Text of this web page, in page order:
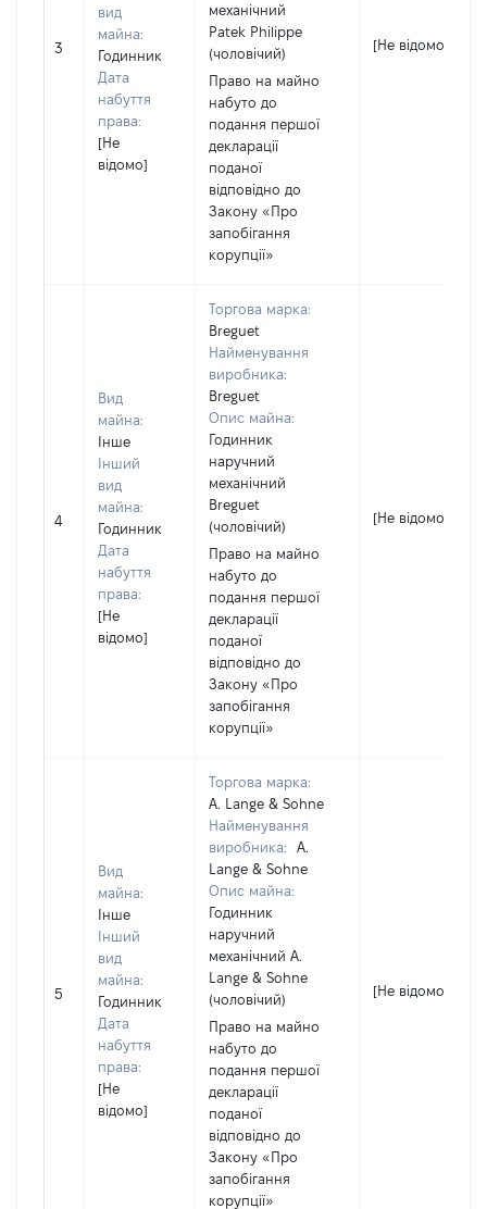
3
вид
майна:
Годинник
Дата
набуття
права:
[Не
відомо]
механічний
Patek Philippe
(чоловічий)
Право на майно
набуто до
подання першої
декларації
поданої
відповідно до
Закону «Про
запобігання
корупції»
[Не відомо]
4
Вид
майна:
Інше
Інший
вид
майна:
Годинник
Дата
набуття
права:
[Не
відомо]
Торгова марка:
Breguet
Найменування
виробника:
Breguet
Опис майна:
Годинник
наручний
механічний
Breguet
(чоловічий)
Право на майно
набуто до
подання першої
декларації
поданої
відповідно до
Закону «Про
запобігання
корупції»
[Не відомо]
5
Вид
майна:
Інше
Інший
вид
майна:
Годинник
Дата
набуття
права:
[Не
відомо]
Торгова марка:
A. Lange & Sohne
Найменування
виробника:
A.
Lange & Sohne
Опис майна:
Годинник
наручний
механічний A.
Lange & Sohne
(чоловічий)
Право на майно
набуто до
подання першої
декларації
поданої
відповідно до
Закону «Про
запобігання
корупції»
[Не відомо]